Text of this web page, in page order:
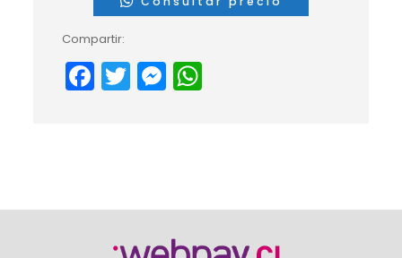
Compartir:
Facebook
TwitterMessenger
WhatsApp